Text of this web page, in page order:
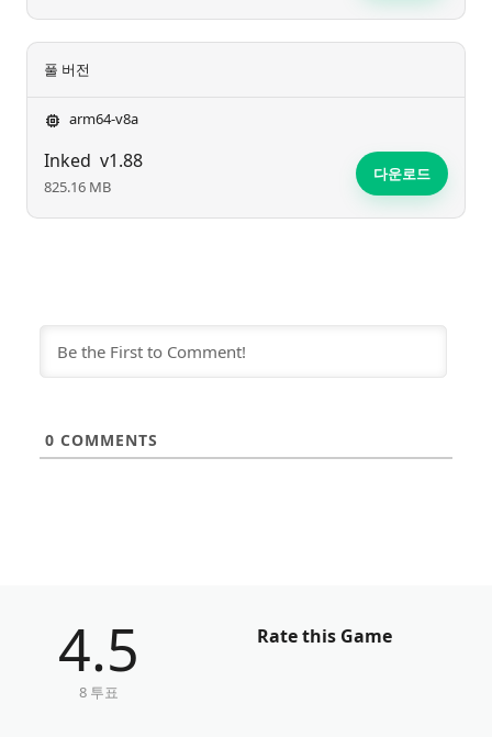
풀 버전
arm64-v8a
Inked v1.88
825.16 MB
다운로드
0 COMMENTS
4.5
8 투표
Rate this Game